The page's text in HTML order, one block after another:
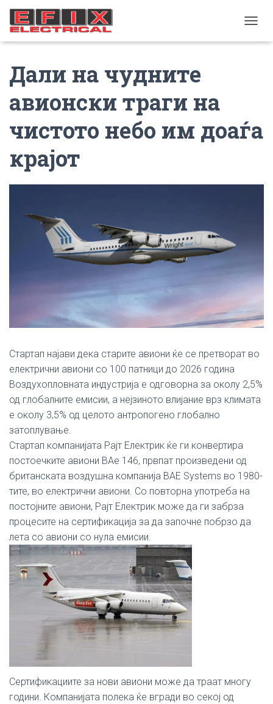
Дали на чудните
авионски траги на
чистото небо им доаѓа
крајот
Стартап најави дека старите авиони ќе се претворат во
електрични авиони со 100 патници до 2026 година
Воздухопловната индустрија е одговорна за околу 2,5%
од глобалните емисии, а нејзиното влијание врз климата
е околу 3,5% од целото антропогено глобално
затоплување.
Стартап компанијата Рајт Електрик ќе ги конвертира
постоечките авиони BAe 146, првпат произведени од
британската воздушна компанија BAE Systems во 1980-
тите, во електрични авиони. Со повторна употреба на
постојните авиони, Рајт Електрик може да ги забрза
процесите на сертификација за да започне побрзо да
лета со авиони со нула емисии.
Сертификациите за нови авиони може да траат многу
години. Компанијата полека ќе вгради во секој од